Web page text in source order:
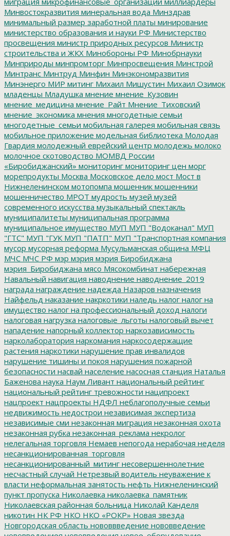
Минвостокразвития минеральная вода Минздрав
минимальный размер заработной платы минирование
министерство образования и науки РФ Министерство
просвещения министр природных ресурсов Министр
строительства и ЖКХ Минобороны РФ Минобрнауки
Минприроды минпромторг Минпросвещения Минстрой
Минтранс Минтруд Минфин Минэкономразвития
Минэнерго МИР митинг Михаил Мишустин Михаил Озимок
младенцы Младушка мнение мнение_Кузовин
мнение_медицина мнение_Райт Мнение_Тиховский
мнение_экономика мнения многодетные семьи
многодетные_семьи мобильная галерея мобильная связь
мобильное приложение модельная библиотека Молодая
Гвардия молодежный еврейский центр молодежь молоко
молочное скотоводство МОМВД России
«Биробиджанский» мониторинг мониторинг цен морг
морепродукты Москва Московское дело мост Мост в
Нижнеленинском мотопомпа мошенник мошенники
мошенничество МРОТ мудрость музей музей
современного искусства музыкальный спектакль
муниципалитеты муниципальная программа
муниципальное имущество МУП МУП "Водоканал" МУП
"ГТС" МУП "ГУК МУП "ПАТП" МУП "Транспортная компания
мусор мусорная реформа Мусульманская община МФЦ
МЧС МЧС РФ мэр мэрия мэрия Биробиджана
мэрия_Биробиджана мясо Мясокомбинат набережная
Навальный навигация наводнение наводнение_2019
награда награждение надежда Назаров назначения
Найфельд наказание накркотики наледь налог налог на
имущество налог на профессиональный доход налоги
налоговая нагрузка налоговые_льготы налоговый вычет
нападение напорный коллектор наркозависимость
нарколаборатория наркомания наркосодержащие
растения наркотики нарушение прав инвалидов
нарушение тишины и покоя нарушения пожарной
безопасности насвай население насосная станция Наталья
Баженова наука Наум Ливант национальный рейтинг
национальный рейтинг тревожности наципроект
нацпроект нацпроекты НДФЛ неблагополучные семьи
недвижимость недострои независимая экспертиза
независимые сми незаконная миграция незаконная охота
незаконная рубка незаконная_реклама некролог
нелегальная торговля Немаев непогода нерабочая неделя
несанкционированная_торговля
несанкционированный_митинг несовершеннолетние
несчастный случай Нетрезвый водитель неуважение к
власти неформальная занятость нефть Нижнеленинский
пункт пропуска Николаевка николаевка_памятник
Николаевская районная больница Николай Канделя
никотин НК РФ НКО НКО «РОКР» Новая звезда
Новгородская область нововвведение нововведение